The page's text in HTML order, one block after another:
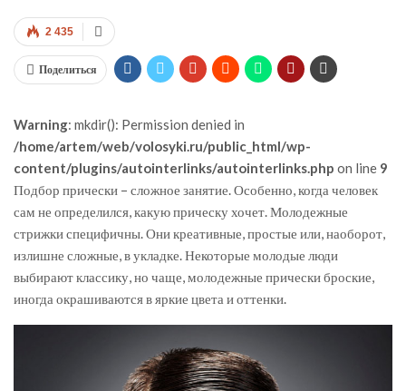
2 435
Поделиться
Warning: mkdir(): Permission denied in
/home/artem/web/volosyki.ru/public_html/wp-
content/plugins/autointerlinks/autointerlinks.php on line 9
Подбор прически – сложное занятие. Особенно, когда человек
сам не определился, какую прическу хочет. Молодежные
стрижки специфичны. Они креативные, простые или, наоборот,
излишне сложные, в укладке. Некоторые молодые люди
выбирают классику, но чаще, молодежные прически броские,
иногда окрашиваются в яркие цвета и оттенки.